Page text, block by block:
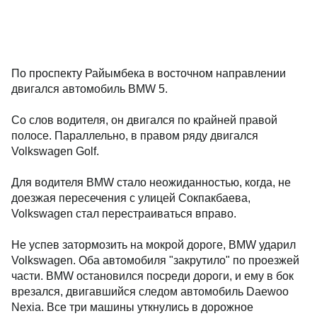
По проспекту Райымбека в восточном направлении
двигался автомобиль BMW 5.
Со слов водителя, он двигался по крайней правой
полосе. Параллельно, в правом ряду двигался
Volkswagen Golf.
Для водителя BMW стало неожиданностью, когда, не
доезжая пересечения с улицей Сокпакбаева,
Volkswagen стал перестраиваться вправо.
Не успев затормозить на мокрой дороге, BMW ударил
Volkswagen. Оба автомобиля "закрутило" по проезжей
части. BMW остановился посреди дороги, и ему в бок
врезался, двигавшийся следом автомобиль Daewoo
Nexia. Все три машины уткнулись в дорожное